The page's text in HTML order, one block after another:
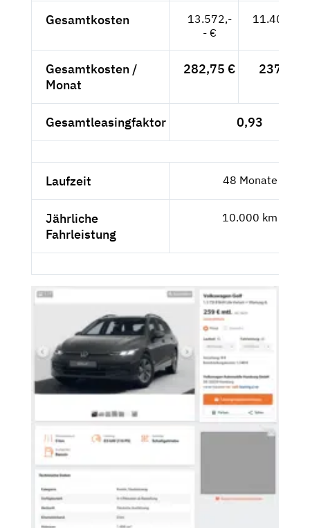
Gesamtkosten
13.572,-
- €
11.405,04
Gesamtkosten /
Monat
282,75 € 237,61 €
Gesamtleasingfaktor 0,93
Laufzeit 48 Monate
Jährliche
Fahrleistung
10.000 km